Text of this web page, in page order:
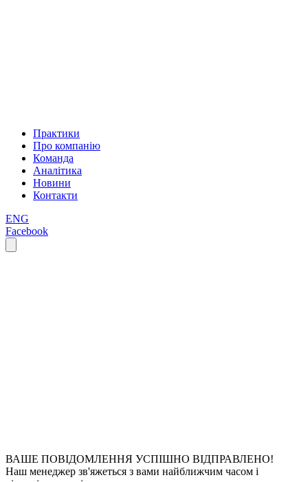
Практики
Про компанію
Команда
Аналітика
Новини
Контакти
ENG
Facebook
ВАШЕ ПОВІДОМЛЕННЯ УСПІШНО ВІДПРАВЛЕНО!
Наш менеджер зв'яжеться з вами найближчим часом і